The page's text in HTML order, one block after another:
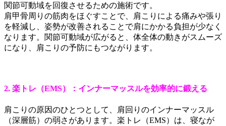
関節可動域を回復させるための施術です。
肩甲骨周りの筋肉をほぐすことで、肩こりによる痛みや張り
を軽減し、姿勢が改善されることで肩にかかる負担が少なく
なります。関節可動域が広がると、体全体の動きがスムーズ
になり、肩こりの予防にもつながります。
2. 楽トレ（EMS）：インナーマッスルを効率的に鍛える
肩こりの原因のひとつとして、肩回りのインナーマッスル
（深層筋）の弱さがあります。楽トレ（EMS）は、寝なが